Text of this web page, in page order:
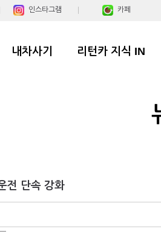
인스타그램 카페
내차사기 리턴카 지식 IN
전 단속 강화